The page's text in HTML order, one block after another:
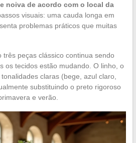
noiva de acordo com o local da
visuais: uma cauda longa em
problemas práticos que muitas
três peças clássico continua sendo
os tecidos estão mudando. O linho, o
claras (bege, azul claro,
substituindo o preto rigoroso
e verão.